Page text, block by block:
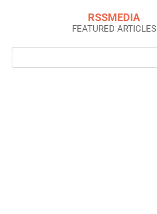
RSSMEDIA
FEATURED ARTICLES
Search: